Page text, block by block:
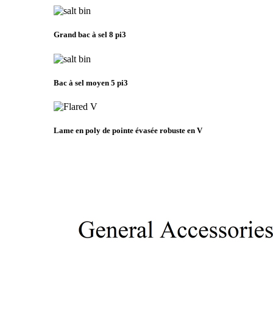
Grand bac à sel 8 pi3
Bac à sel moyen 5 pi3
Lame en poly de pointe évasée robuste en V